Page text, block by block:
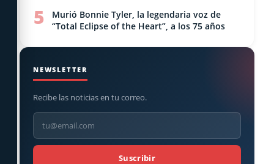
5
Murió Bonnie Tyler, la legendaria voz de
“Total Eclipse of the Heart”, a los 75 años
NEWSLETTER
Recibe las noticias en tu correo.
Suscribir